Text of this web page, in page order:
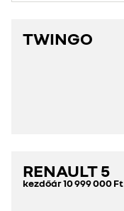
TWINGO
RENAULT 5
kezdőár10 999 000 Ft